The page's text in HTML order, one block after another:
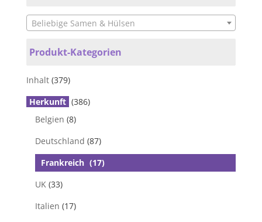
Beliebige Samen & Hülsen
Produkt-Kategorien
Inhalt (379)
Herkunft (386)
Belgien (8)
Deutschland (87)
Frankreich (17)
UK (33)
Italien (17)